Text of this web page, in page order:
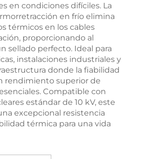
en condiciones difíciles. La
en frío elimina
térmicos en los cables
proporcionando al
sellado perfecto. Ideal para
instalaciones industriales y
donde la fiabilidad
rendimiento superior de
Compatible con
estándar de 10 kV, este
excepcional resistencia
térmica para una vida